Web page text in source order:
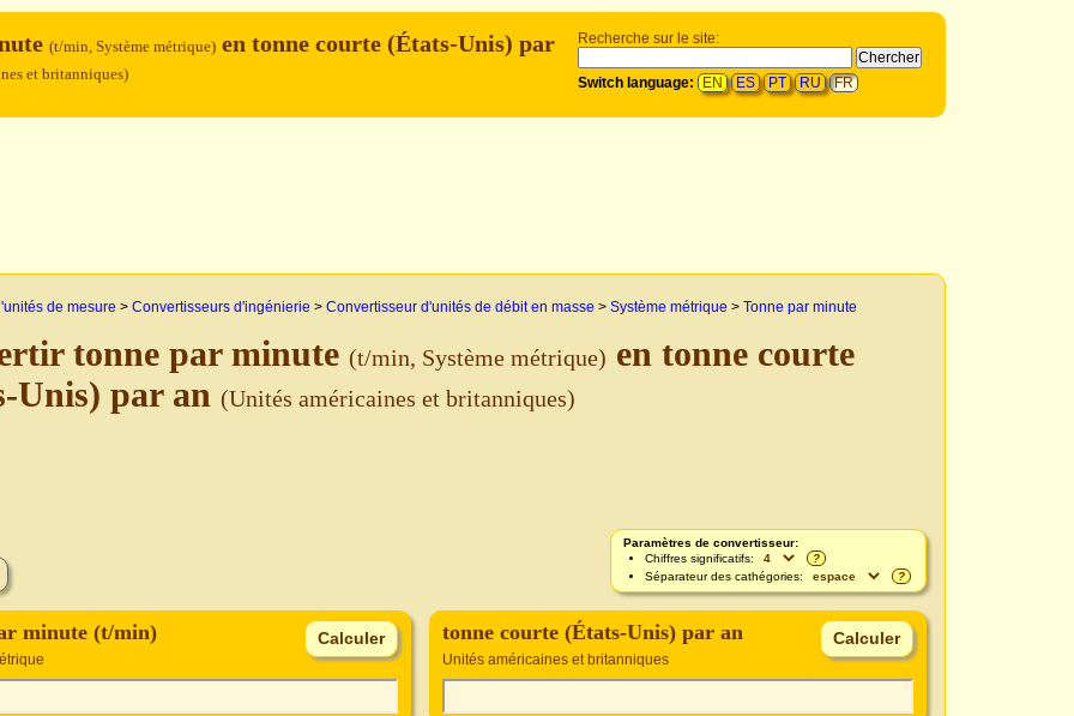
Recherche sur le site:
Switch language: EN ES PT RU FR
(t/min, Système métrique) en tonne courte (États-Unis) par
et britanniques)
de mesure > Convertisseurs d'ingénierie > Convertisseur d'unités de débit en masse > Système métrique > Tonne par minute
tonne par minute (t/min, Système métrique) en tonne courte
Unis) par an (Unités américaines et britanniques)
Paramètres de convertisseur:
Chiffres significatifs:
?
Séparateur des cathégories:
?
minute (t/min) tonne courte (États-Unis) par an
Unités américaines et britanniques